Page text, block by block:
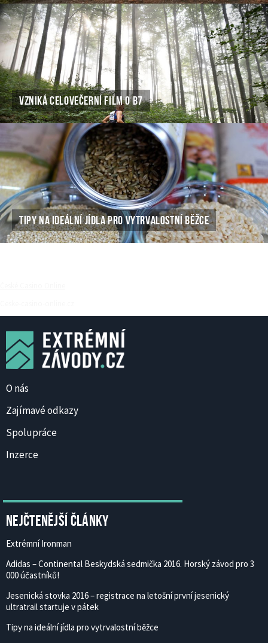
VZNIKÁ CELOVEČERNÍ FILM O B7
TIPY NA IDEÁLNÍ JÍDLA PRO VYTRVALOSTNÍ BĚŽCE
O nás
Zajímavé odkazy
Spolupráce
Inzerce
Nejčtenější články
Extrémní Ironman
Adidas – Continental Beskydská sedmička 2016. Horský závod pro 3
000 účastníků!
Jesenická stovka 2016 – registrace na letošní první jesenický
ultratrail startuje v pátek
Tipy na ideální jídla pro vytrvalostní běžce